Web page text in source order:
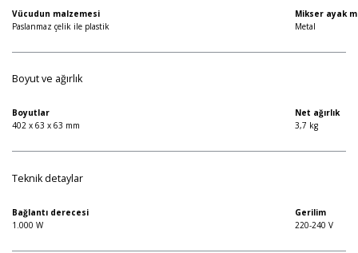
Vücudun malzemesi
Paslanmaz çelik ile plastik
Mikser ayak
Metal
Boyut ve ağırlık
Boyutlar
402 x 63 x 63 mm
Net ağırlık
3,7 kg
Teknik detaylar
Bağlantı derecesi
1.000 W
Gerilim
220-240 V